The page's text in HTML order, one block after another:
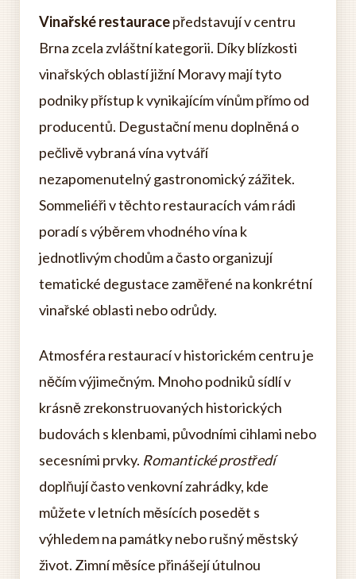
Vinařské restauracepředstavují v centru
Brna zcela zvláštní kategorii. Díky blízkosti
vinařských oblastí jižní Moravy mají tyto
podniky přístup k vynikajícím vínům přímo od
producentů. Degustační menu doplněná o
pečlivě vybraná vína vytváří
nezapomenutelný gastronomický zážitek.
Sommeliéři v těchto restauracích vám rádi
poradí s výběrem vhodného vína k
jednotlivým chodům a často organizují
tematické degustace zaměřené na konkrétní
vinařské oblasti nebo odrůdy.
Atmosféra restaurací v historickém centru je
něčím výjimečným. Mnoho podniků sídlí v
krásně zrekonstruovaných historických
budovách s klenbami, původními cihlami nebo
secesními prvky. Romantické prostředí
doplňují často venkovní zahrádky, kde
můžete v letních měsících posedět s
výhledem na památky nebo rušný městský
život. Zimní měsíce přinášejí útulnou